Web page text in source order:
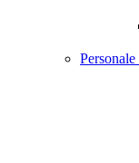
Personale